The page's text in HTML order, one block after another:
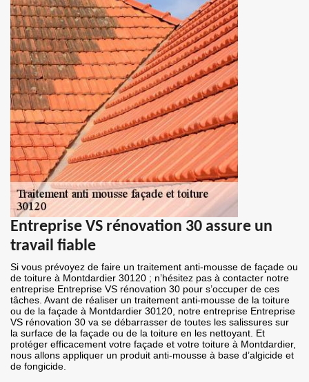
Entreprise VS rénovation 30 assure un
travail fiable
Si vous prévoyez de faire un traitement anti-mousse de façade ou
de toiture à Montdardier 30120 ; n’hésitez pas à contacter notre
entreprise Entreprise VS rénovation 30 pour s’occuper de ces
tâches. Avant de réaliser un traitement anti-mousse de la toiture
ou de la façade à Montdardier 30120, notre entreprise Entreprise
VS rénovation 30 va se débarrasser de toutes les salissures sur
la surface de la façade ou de la toiture en les nettoyant. Et
protéger efficacement votre façade et votre toiture à Montdardier,
nous allons appliquer un produit anti-mousse à base d’algicide et
de fongicide.